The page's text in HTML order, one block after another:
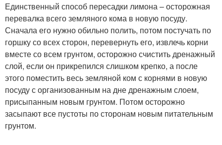
Единственный способ пересадки лимона – осторожная
перевалка всего земляного кома в новую посуду.
Сначала его нужно обильно полить, потом постучать по
горшку со всех сторон, перевернуть его, извлечь корни
вместе со всем грунтом, осторожно счистить дренажный
слой, если он прикрепился слишком крепко, а после
этого поместить весь земляной ком с корнями в новую
посуду с организованным на дне дренажным слоем,
присыпанным новым грунтом. Потом осторожно
засыпают все пустоты по сторонам новым питательным
грунтом.